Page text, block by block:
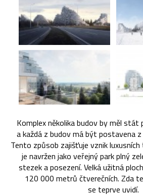
Komplex několika budov by měl stát
a každá z budov má být postavena
Tento způsob zajišťuje vznik
je navržen jako veřejný park plný
stezek a posezení. Velká užitná
120 000 metrů čtverečních. Zda
se teprve uvidí.